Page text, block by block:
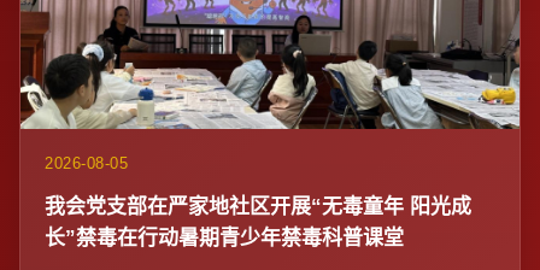
2026-08-05
我会党支部在严家地社区开展“无毒童年 阳光成
长”禁毒在行动暑期青少年禁毒科普课堂